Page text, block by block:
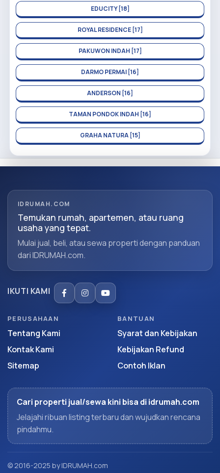
EDUCITY [18]
ROYAL RESIDENCE [17]
PAKUWON INDAH [17]
DARMO PERMAI [16]
ANDERSON [16]
TAMAN PONDOK INDAH [16]
GRAHA NATURA [15]
IDRUMAH.COM
Temukan rumah, apartemen, atau ruang
usaha yang tepat.
Mulai jual, beli, atau sewa properti dengan panduan
dari IDRUMAH.com.
IKUTI KAMI
PERUSAHAAN
Tentang Kami
Kontak Kami
Sitemap
BANTUAN
Syarat dan Kebijakan
Kebijakan Refund
Contoh Iklan
Cari properti jual/sewa kini bisa di idrumah.com
Jelajahi ribuan listing terbaru dan wujudkan rencana
pindahmu.
© 2016-2025 by IDRUMAH.com